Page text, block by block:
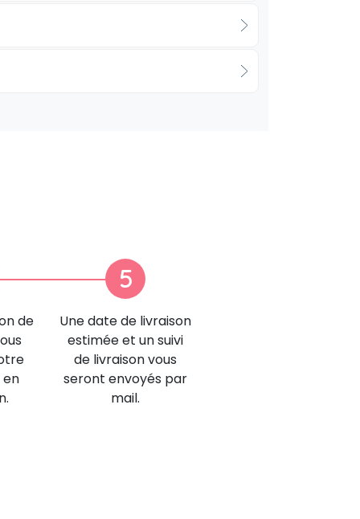
de
5
Une date de livraison
estimée et un suivi
de livraison vous
seront envoyés par
mail.